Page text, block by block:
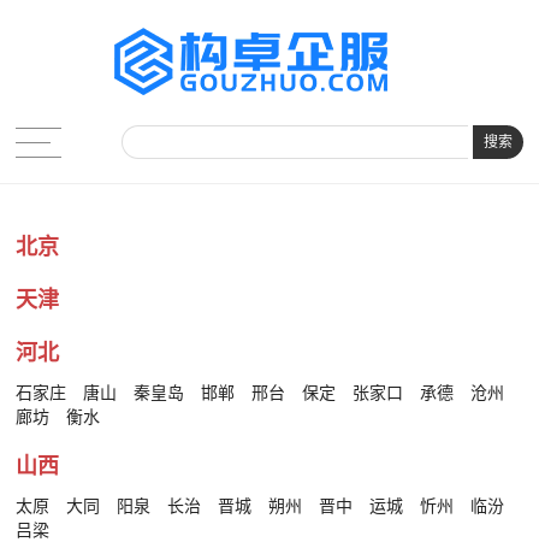
搜索
北京
天津
河北
石家庄 唐山 秦皇岛 邯郸 邢台 保定 张家口 承德
沧州
廊坊
衡水
山西
太原 大同 阳泉 长治 晋城 朔州 晋中 运城 忻州
临汾
吕梁